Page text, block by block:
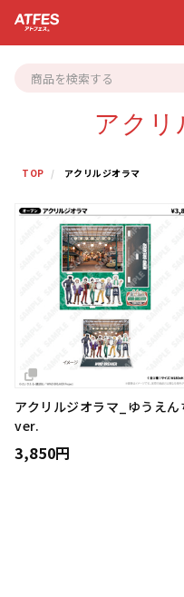
アク
TOP アクリルジオラマ
アクリルジオラマ_ゆうえん
ver.
3,850円